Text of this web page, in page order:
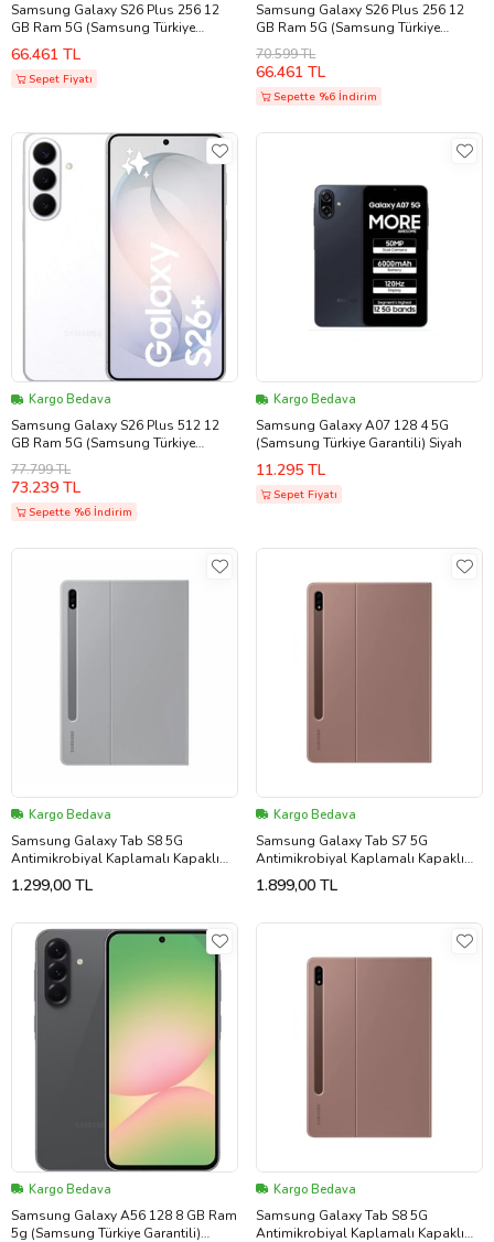
Samsung Galaxy S26 Plus 256 12
GB Ram 5G (Samsung Türkiye
Garantili) Beyaz
66.461 TL
Sepet Fiyatı
Samsung Galaxy S26 Plus 256 12
GB Ram 5G (Samsung Türkiye
Garantili) Siyah
70.599 TL
66.461 TL
Sepette %6 İndirim
Kargo Bedava
Samsung Galaxy S26 Plus 512 12
GB Ram 5G (Samsung Türkiye
Garantili) Beyaz
77.799 TL
73.239 TL
Sepette %6 İndirim
Kargo Bedava
Samsung Galaxy A07 128 4 5G
(Samsung Türkiye Garantili) Siyah
11.295 TL
Sepet Fiyatı
Kargo Bedava
Samsung Galaxy Tab S8 5G
Antimikrobiyal Kaplamalı Kapaklı
Kılıf Uzay Gri EF-BT630PJEGTR
1.299,00 TL
Kargo Bedava
Samsung Galaxy Tab S7 5G
Antimikrobiyal Kaplamalı Kapaklı
Kılıf Pembe EF-BT630PAEGTR
1.899,00 TL
Kargo Bedava
Samsung Galaxy A56 128 8 GB Ram
5g (Samsung Türkiye Garantili)
Kargo Bedava
Samsung Galaxy Tab S8 5G
Antimikrobiyal Kaplamalı Kapaklı